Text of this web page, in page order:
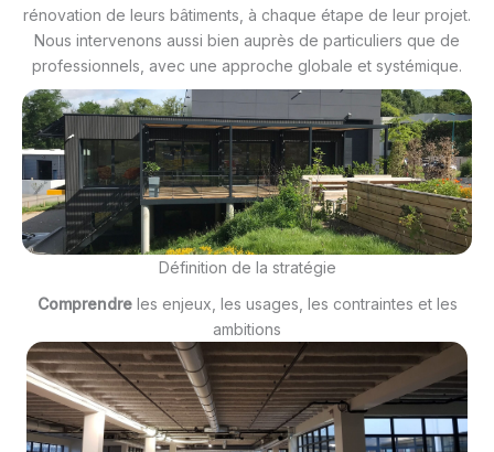
rénovation de leurs bâtiments, à chaque étape de leur projet.
Nous intervenons aussi bien auprès de particuliers que de
professionnels, avec une approche globale et systémique.
Définition de la stratégie
Comprendre les enjeux, les usages, les contraintes et les
ambitions